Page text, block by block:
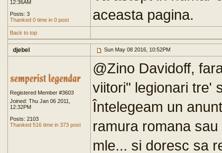
12:36AM
Posts: 3
Thanked 0 time in 0 post
aceasta pagina.
Back to top
djebel Sun May 08 2016, 10:52PM
Registered Member #3603
Joined: Thu Jan 06 2011,
12:32PM
Posts: 2103
Thanked 516 time in 373 post
@Zino Davidoff,
viitori" legionari tre'
Întelegeam un
ramura romana
mle... si doresc sa